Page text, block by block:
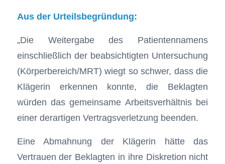
Aus der Urteilsbegründung:
„Die Weitergabe des Patientennamens
einschließlich der beabsichtigten Untersuchung
(Körperbereich/MRT) wiegt so schwer, dass die
Klägerin erkennen konnte, die Beklagten
würden das gemeinsame Arbeitsverhältnis bei
einer derartigen Vertragsverletzung beenden.
Eine Abmahnung der Klägerin hätte das
Vertrauen der Beklagten in ihre Diskretion nicht